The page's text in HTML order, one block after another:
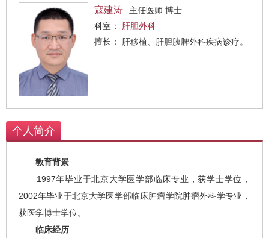
寇建涛
主任医师 博士
科室：
肝胆外科
擅长： 肝移植、肝胆胰脾外科疾病诊疗。
个人简介
教育背景
1997年毕业于北京大学医学部临床专业，获学士学位，
2002年毕业于北京大学医学部临床肿瘤学院肿瘤外科学专业，
获医学博士学位。
临床经历